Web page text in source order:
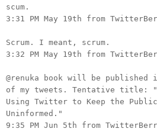
scum.
3:31 PM May 19th from
Scrum. I meant, scrum.
3:32 PM May 19th from
@renuka book will be
of my tweets. Tentative title:
Using Twitter to Keep the
Uninformed."
9:35 PM Jun 5th from